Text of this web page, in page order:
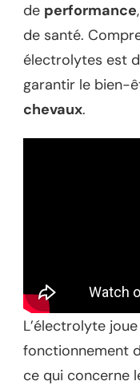
de performance
de santé.
électrolytes est
garantir le bien-
chevaux.
L’électrolyte
fonctionnement
ce qui concerne